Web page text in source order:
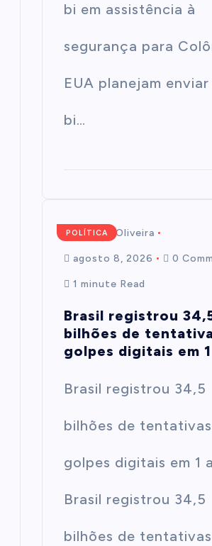
bi em assistência à
segurança para
EUA planejam enviar
bi…
POLÍTICA
Mairim de Oliveira
agosto 8, 2026 0
1 minute Read
Brasil registrou
bilhões de
golpes digitais em
Brasil registrou 34,5
bilhões de
golpes digitais em 1
Brasil registrou 34,5
bilhões de